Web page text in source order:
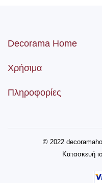
Decorama Home
Χρήσιμα
Πληροφορίες
© 2022
Κατασκευή